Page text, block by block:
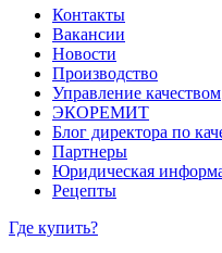
Контакты
Вакансии
Новости
Производство
Управление качеством
ЭКОРЕМИТ
Блог директора по
Партнеры
Юридическая
Рецепты
Где купить?